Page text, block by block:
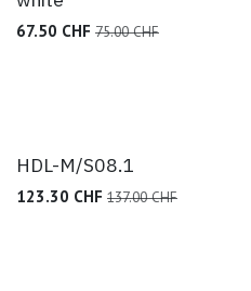
67.50 CHF 75.00CHF
HDL-M/S08.1
123.30 CHF 137.00CHF